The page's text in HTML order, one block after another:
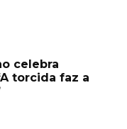
celebra
torcida faz a